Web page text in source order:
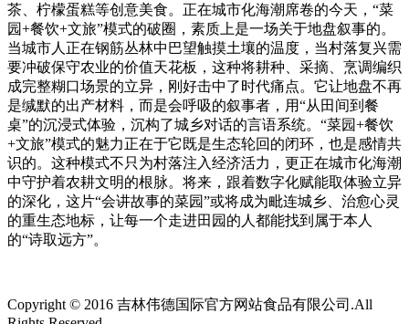
茶、柠檬蛋糕等创意美食。正在城市化海潮席卷的今天，“菜
园+餐饮+文旅”模式的破圈，素质上是一场关于地盘叙事的。
当城市人正在钢筋丛林中巴望触摸土壤的温度，当村落复兴需
要冲破保守农业的价值天花板，这种将耕种、采摘、烹调编织
成完整糊口场景的立异，刚好击中了时代痛点。它让地盘不再
是缄默的出产材料，而是会呼吸的叙事者，用“从田间到餐
桌”的沉浸式体验，沉构了城乡对话的言语系统。“菜园+餐饮
+文旅”模式的魅力正在于它既是生态轮回的闭环，也是感情共
识的。这种模式不只为村落注入经济活力，更正在城市化海潮
中守护着农耕文明的根脉。将来，跟着数字化赋能取体验立异
的深化，这片“会讲故事的菜园”或将成为毗连城乡、治愈心灵
的重生态地标，让每一个走进田园的人都能找到属于本人
的“诗取远方”。
Copyright © 2016 吉林伟德国际官方网站食品有限公司.All